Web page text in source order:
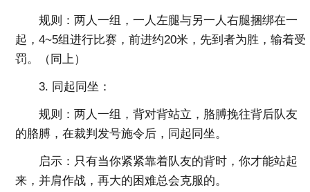
规则：两人一组，一人左腿与另一人右腿捆绑在一
起，4~5组进行比赛，前进约20米，先到者为胜，输着受
罚。（同上）
3. 同起同坐：
规则：两人一组，背对背站立，胳膊挽往背后队友
的胳膊，在裁判发号施令后，同起同坐。
启示：只有当你紧紧靠着队友的背时，你才能站起
来，并肩作战，再大的困难总会克服的。